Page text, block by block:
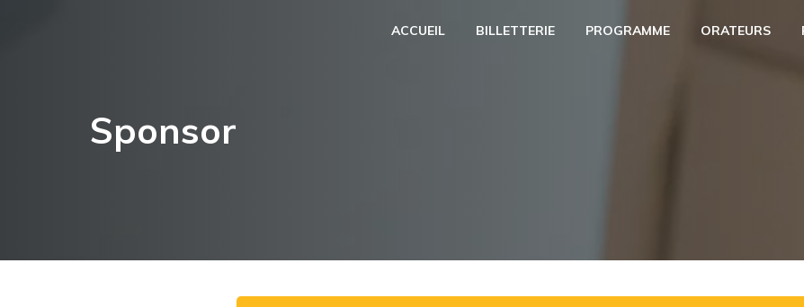
ACCUEIL BILLETTERIE PROGRAMME ORATEURS
Sponsor